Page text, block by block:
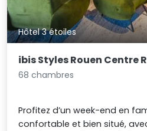
Hôtel 3 étoiles
ibis Styles Rouen Centre
68 chambres
Profitez d’un week-end en
confortable et bien situé,